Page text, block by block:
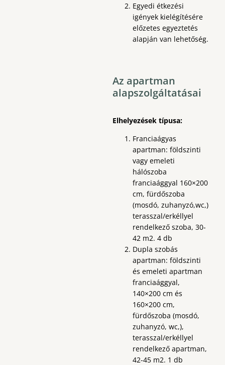
Egyedi étkezési
igények kielégítésére
előzetes egyeztetés
alapján van lehetőség.
Az apartman
alapszolgáltatásai
Elhelyezések típusa:
Franciaágyas
apartman: földszinti
vagy emeleti
hálószoba
franciaággyal 160×200
cm, fürdőszoba
(mosdó, zuhanyzó,wc,)
terasszal/erkéllyel
rendelkező szoba, 30-
42 m2. 4 db
Dupla szobás
apartman: földszinti
és emeleti apartman
franciaággyal,
140×200 cm és
160×200 cm,
fürdőszoba (mosdó,
zuhanyzó, wc,),
terasszal/erkéllyel
rendelkező apartman,
42-45 m2. 1 db